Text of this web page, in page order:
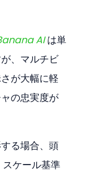
AIは単
、マルチビ
が大幅に軽
の忠実度が
る場合、頭
ケール基準